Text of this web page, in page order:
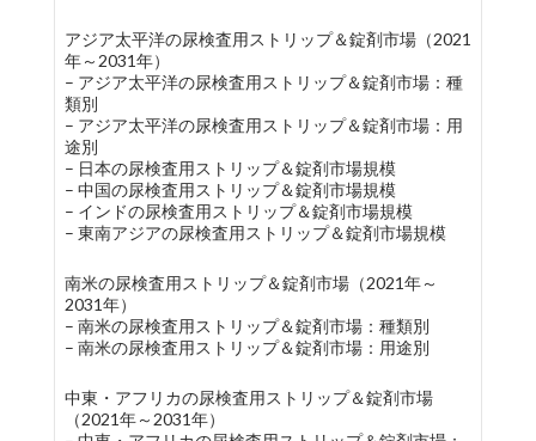
アジア太平洋の尿検査用ストリップ＆錠剤市場（2021
年～2031年）
– アジア太平洋の尿検査用ストリップ＆錠剤市場：種
類別
– アジア太平洋の尿検査用ストリップ＆錠剤市場：用
途別
– 日本の尿検査用ストリップ＆錠剤市場規模
– 中国の尿検査用ストリップ＆錠剤市場規模
– インドの尿検査用ストリップ＆錠剤市場規模
– 東南アジアの尿検査用ストリップ＆錠剤市場規模
南米の尿検査用ストリップ＆錠剤市場（2021年～
2031年）
– 南米の尿検査用ストリップ＆錠剤市場：種類別
– 南米の尿検査用ストリップ＆錠剤市場：用途別
中東・アフリカの尿検査用ストリップ＆錠剤市場
（2021年～2031年）